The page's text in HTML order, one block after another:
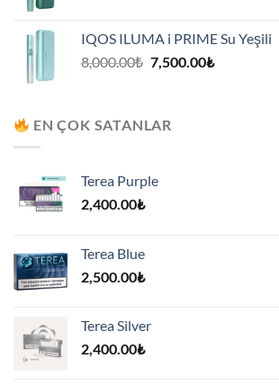
7,500.00₺.
IQOS ILUMA i PRIME Su Yeşili
8,000.00₺ Orijinal
7,500.00₺Şu
EN ÇOK SATANLAR
Terea Purple
2,400.00₺
Terea Blue
2,500.00₺
Terea Silver
2,400.00₺